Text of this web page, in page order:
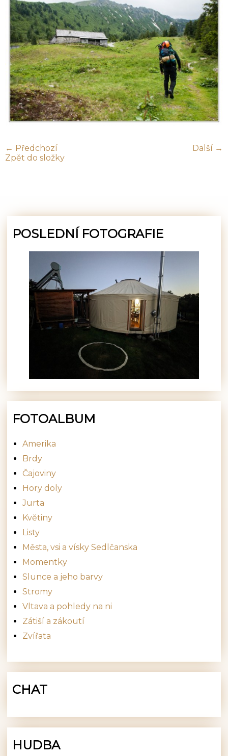
← Předchozí
Další →
Zpět do složky
POSLEDNÍ FOTOGRAFIE
FOTOALBUM
Amerika
Brdy
Čajoviny
Hory doly
Jurta
Květiny
Listy
Města, vsi a vísky Sedlčanska
Momentky
Slunce a jeho barvy
Stromy
Vltava a pohledy na ni
Zátiší a zákoutí
Zvířata
CHAT
HUDBA